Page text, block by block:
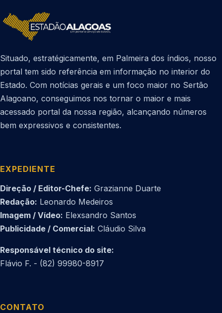
Situado, estratégicamente, em Palmeira dos índios, nosso
portal tem sido referência em informação no interior do
Estado. Com notícias gerais e um foco maior no Sertão
Alagoano, conseguimos nos tornar o maior e mais
acessado portal da nossa região, alcançando números
bem expressivos e consistentes.
EXPEDIENTE
Direção / Editor-Chefe: Grazianne Duarte
Redação: Leonardo Medeiros
Imagem / Vídeo: Elexsandro Santos
Publicidade / Comercial: Cláudio Silva
Responsável técnico do site:
Flávio F. - (82) 99980-8917
CONTATO